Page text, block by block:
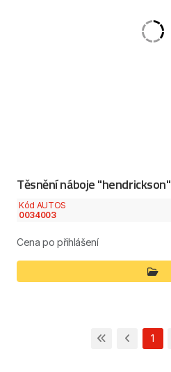
Těsnění náboje "hendrickson"
Kód AUTOS
0034003
Cena po přihlášení
1